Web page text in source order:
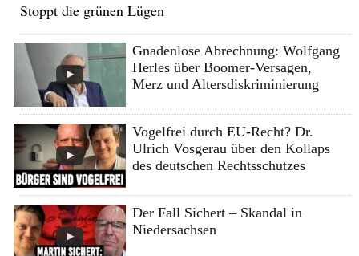
Stoppt die grünen Lügen
Gnadenlose Abrechnung: Wolfgang
Herles über Boomer-Versagen,
Merz und Altersdiskriminierung
Vogelfrei durch EU-Recht? Dr.
Ulrich Vosgerau über den Kollaps
des deutschen Rechtsschutzes
Der Fall Sichert – Skandal in
Niedersachsen